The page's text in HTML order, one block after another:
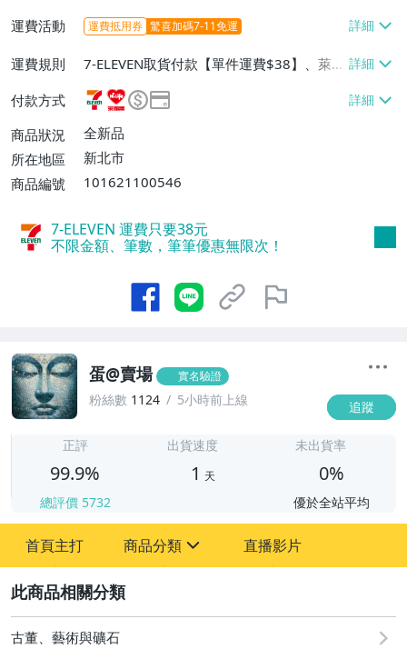
運費活動 運費抵用券 驚喜加碼7-11免運
運費規則
7-ELEVEN取貨付款【單件運費$38】、萊爾
富取貨付款【單件運費$60】、郵局掛號
【單件運費$70】
付款方式
商品狀況
全新品
所在地區
新北市
商品編號
101621100546
7-ELEVEN 運費只要38元
不限金額、筆數，筆筆優惠無限次！
蛋@賣場 實名驗證
粉絲數 1124 5小時前上線 追蹤
正評
99.9%
總評價 5732
出貨速度
1 天
未出貨率
0%
優於全站平均
首頁主打 商品分類
圖書/影音/文具
古董、藝術與礦石
直播影片
古董、藝術與礦石